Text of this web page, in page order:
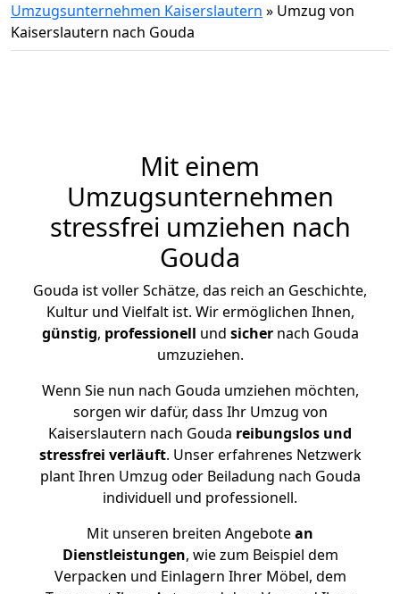
Umzugsunternehmen Kaiserslautern » Umzug von
Kaiserslautern nach Gouda
Mit einem
Umzugsunternehmen
stressfrei umziehen nach
Gouda
Gouda ist voller Schätze, das reich an Geschichte,
Kultur und Vielfalt ist. Wir ermöglichen Ihnen,
günstig, professionell und sichernach Gouda
umzuziehen.
Wenn Sie nun nach Gouda umziehen möchten,
sorgen wir dafür, dass Ihr Umzug von
Kaiserslautern nach Gouda reibungslos und
stressfrei verläuft. Unser erfahrenes Netzwerk
plant Ihren Umzug oder Beiladung nach Gouda
individuell und professionell.
Mit unseren breiten Angebotean
Dienstleistungen, wie zum Beispiel dem
Verpacken und Einlagern Ihrer Möbel, dem